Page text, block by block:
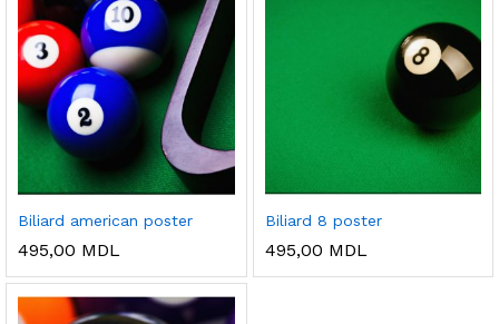
Biliard american poster
495,00 MDL
Biliard 8 poster
495,00 MDL